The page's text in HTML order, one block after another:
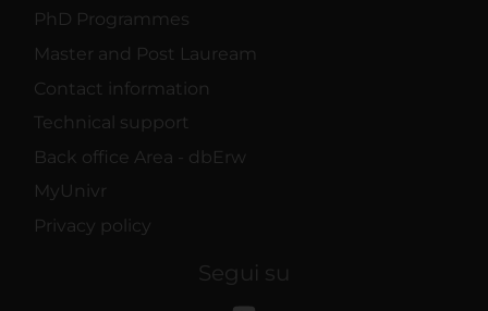
PhD Programmes
Master and Post Lauream
Contact information
Technical support
Back office Area - dbErw
MyUnivr
Privacy policy
Segui su